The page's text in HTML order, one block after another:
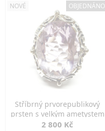
NOVÉ OBJEDNÁNO
Stříbrný prvorepublikový
prsten s velkým ametystem
2 800 Kč